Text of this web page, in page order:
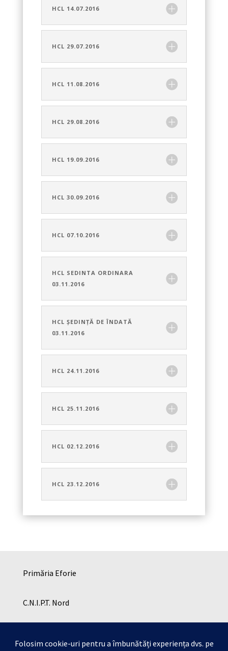
HCL 14.07.2016
HCL 29.07.2016
HCL 11.08.2016
HCL 29.08.2016
HCL 19.09.2016
HCL 30.09.2016
HCL 07.10.2016
HCL SEDINTA ORDINARA
03.11.2016
HCL ȘEDINȚĂ DE ÎNDATĂ
03.11.2016
HCL 24.11.2016
HCL 25.11.2016
HCL 02.12.2016
HCL 23.12.2016
Primăria Eforie
C.N.I.P.T. Nord